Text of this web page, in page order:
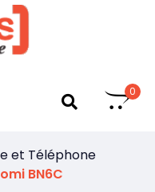
0
et Téléphone
BN6C